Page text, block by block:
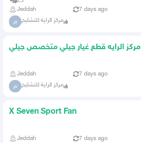
Jeddah
7 days ago
م مركز الراية للتشليح
مركز الرايه قطع غيار جيلي متخصص جيلي
Jeddah 7 days ago
م مركز الراية للتشليح
X Seven Sport Fan
Jeddah 7 days ago